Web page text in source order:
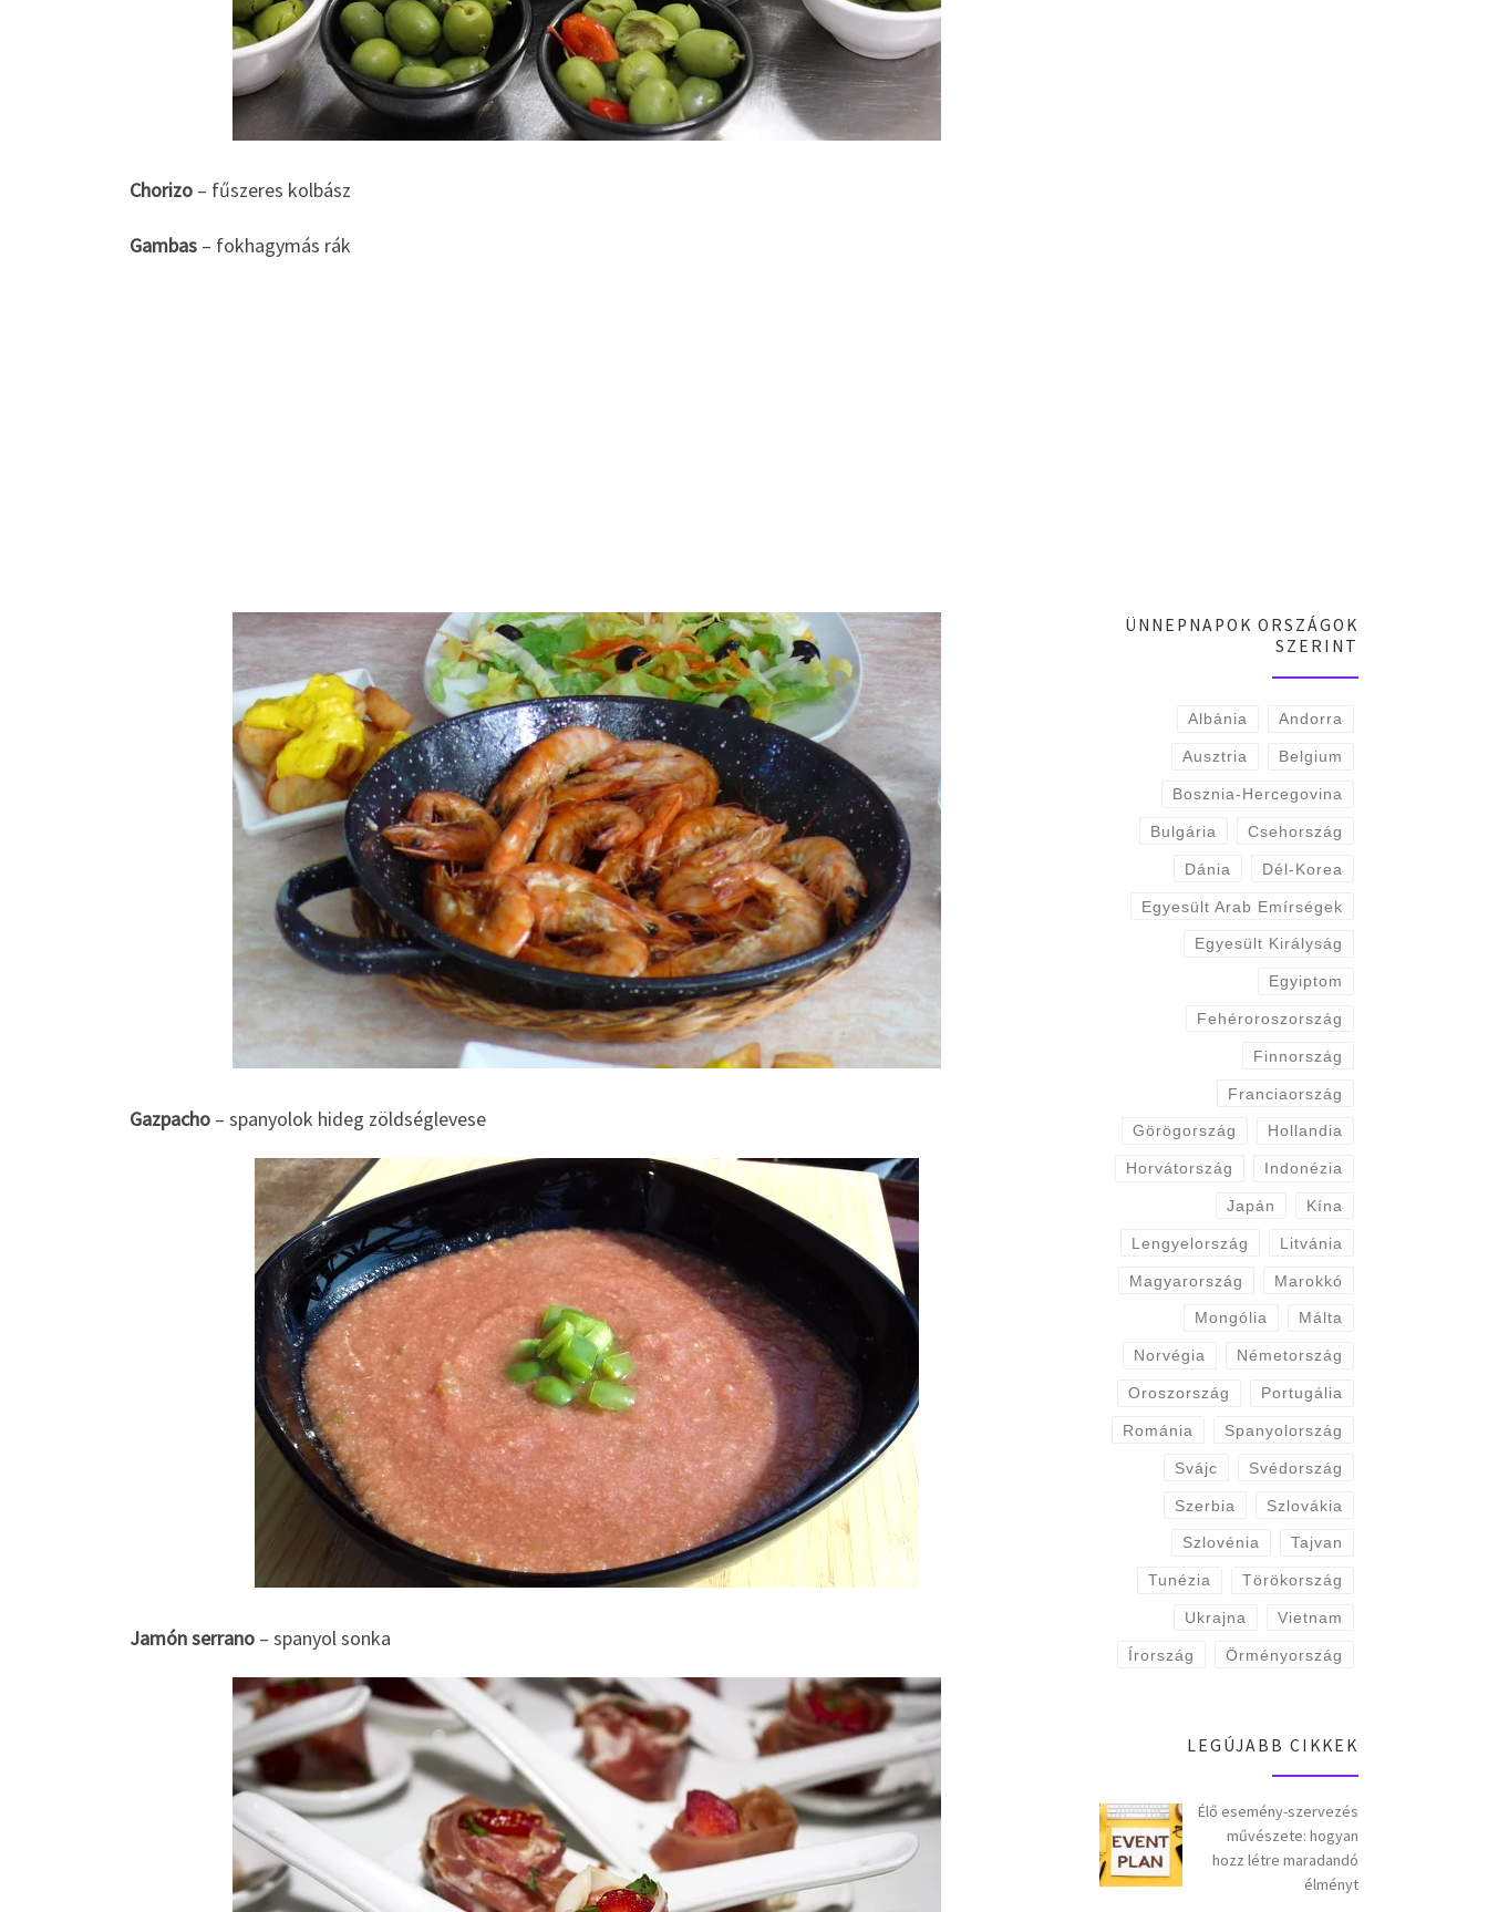
Chorizo – fűszeres kolbász
Gambas – fokhagymás rák
Gazpacho – spanyolok hideg zöldséglevese
Jamón serrano – spanyol sonka
ÜNNEPNAPOK ORSZÁGOK
SZERINT
Albánia Andorra
Ausztria Belgium
Bosznia-Hercegovina
Bulgária Csehország
Dánia Dél-Korea
Egyesült Arab Emírségek
Egyesült Királyság
Egyiptom
Fehéroroszország
Finnország
Franciaország
Görögország Hollandia
Horvátország Indonézia
Japán Kína
Lengyelország Litvánia
Magyarország Marokkó
Mongólia Málta
Norvégia Németország
Oroszország Portugália
Románia Spanyolország
Svájc Svédország
Szerbia Szlovákia
Szlovénia Tajvan
Tunézia Törökország
Ukrajna Vietnam
Írország Örményország
LEGÚJABB CIKKEK
Élő esemény-szervezés
művészete: hogyan
hozz létre maradandó
élményt